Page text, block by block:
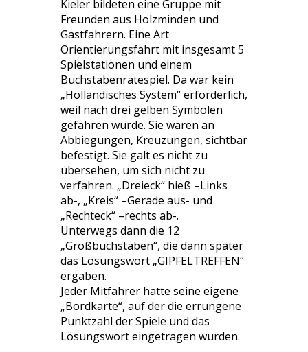
Kieler bildeten eine Gruppe mit
Freunden aus Holzminden und
Gastfahrern. Eine Art
Orientierungsfahrt mit insgesamt 5
Spielstationen und einem
Buchstabenratespiel. Da war kein
„Holländisches System“ erforderlich,
weil nach drei gelben Symbolen
gefahren wurde. Sie waren an
Abbiegungen, Kreuzungen, sichtbar
befestigt. Sie galt es nicht zu
übersehen, um sich nicht zu
verfahren. „Dreieck“ hieß –Links
ab-, „Kreis“ –Gerade aus- und
„Rechteck“ –rechts ab-.
Unterwegs dann die 12
„Großbuchstaben“, die dann später
das Lösungswort „GIPFELTREFFEN“
ergaben.
Jeder Mitfahrer hatte seine eigene
„Bordkarte“, auf der die errungene
Punktzahl der Spiele und das
Lösungswort eingetragen wurden.